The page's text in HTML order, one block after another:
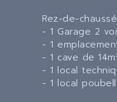
Rez-de-
- 1 Garage 2
- 1
- 1 cave de
- 1 local
- 1 local